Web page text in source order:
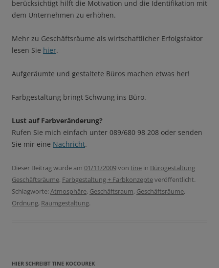
berücksichtigt hilft die Motivation und die Identifikation mit
dem Unternehmen zu erhöhen.
Mehr zu Geschäftsräume als wirtschaftlicher Erfolgsfaktor
lesen Sie hier.
Aufgeräumte und gestaltete Büros machen etwas her!
Farbgestaltung bringt Schwung ins Büro.
Lust auf Farbveränderung?
Rufen Sie mich einfach unter 089/680 98 208 oder senden
Sie mir eine Nachricht.
Dieser Beitrag wurde am 01/11/2009von tine in Bürogestaltung
Geschäftsräume, Farbgestaltung + Farbkonzepteveröffentlicht.
Schlagworte: Atmosphäre, Geschäftsraum, Geschäftsräume,
Ordnung, Raumgestaltung.
HIER SCHREIBT TINE KOCOUREK